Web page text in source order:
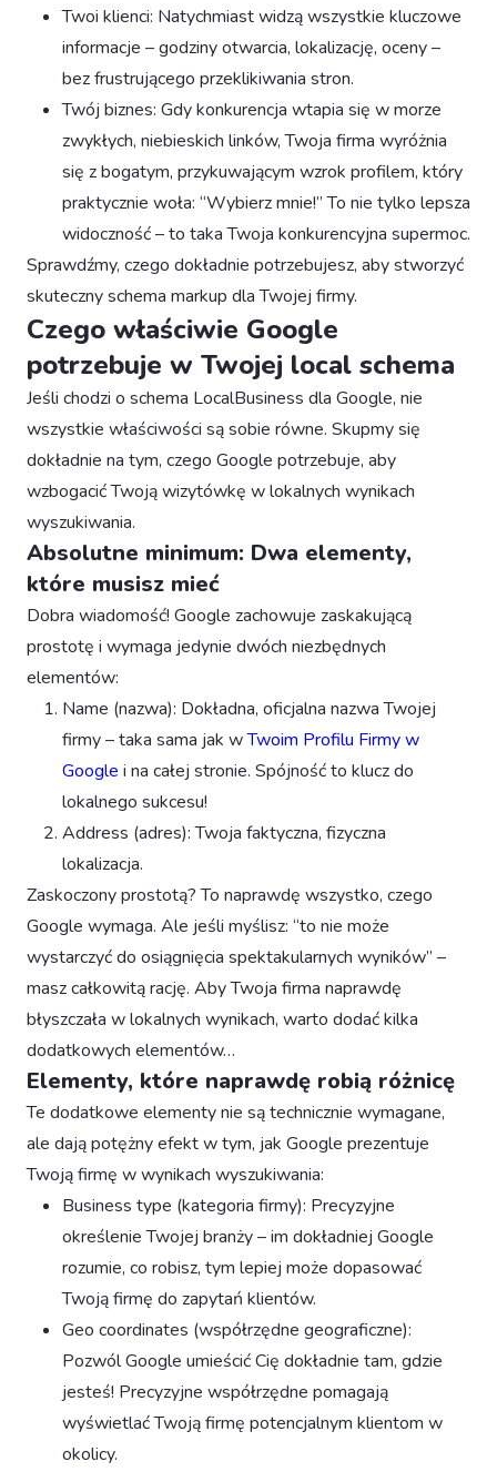
Twoi klienci: Natychmiast widzą wszystkie kluczowe
informacje – godziny otwarcia, lokalizację, oceny –
bez frustrującego przeklikiwania stron.
Twój biznes: Gdy konkurencja wtapia się w morze
zwykłych, niebieskich linków, Twoja firma wyróżnia
się z bogatym, przykuwającym wzrok profilem, który
praktycznie woła: “Wybierz mnie!” To nie tylko lepsza
widoczność – to taka Twoja konkurencyjna supermoc.
Sprawdźmy, czego dokładnie potrzebujesz, aby stworzyć
skuteczny schema markup dla Twojej firmy.
Czego właściwie Google
potrzebuje w Twojej local schema
Jeśli chodzi o schema LocalBusiness dla Google, nie
wszystkie właściwości są sobie równe. Skupmy się
dokładnie na tym, czego Google potrzebuje, aby
wzbogacić Twoją wizytówkę w lokalnych wynikach
wyszukiwania.
Absolutne minimum: Dwa elementy,
które musisz mieć
Dobra wiadomość! Google zachowuje zaskakującą
prostotę i wymaga jedynie dwóch niezbędnych
elementów:
Name (nazwa): Dokładna, oficjalna nazwa Twojej
firmy – taka sama jak wTwoim Profilu Firmy w
Google i na całej stronie. Spójność to klucz do
lokalnego sukcesu!
Address (adres): Twoja faktyczna, fizyczna
lokalizacja.
Zaskoczony prostotą? To naprawdę wszystko, czego
Google wymaga. Ale jeśli myślisz: “to nie może
wystarczyć do osiągnięcia spektakularnych wyników” –
masz całkowitą rację. Aby Twoja firma naprawdę
błyszczała w lokalnych wynikach, warto dodać kilka
dodatkowych elementów…
Elementy, które naprawdę robią różnicę
Te dodatkowe elementy nie są technicznie wymagane,
ale dają potężny efekt w tym, jak Google prezentuje
Twoją firmę w wynikach wyszukiwania:
Business type (kategoria firmy): Precyzyjne
określenie Twojej branży – im dokładniej Google
rozumie, co robisz, tym lepiej może dopasować
Twoją firmę do zapytań klientów.
Geo coordinates (współrzędne geograficzne):
Pozwól Google umieścić Cię dokładnie tam, gdzie
jesteś! Precyzyjne współrzędne pomagają
wyświetlać Twoją firmę potencjalnym klientom w
okolicy.